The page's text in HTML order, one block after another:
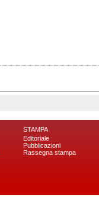
STAMPA
Editoriale
Pubblicazioni
Rassegna stampa